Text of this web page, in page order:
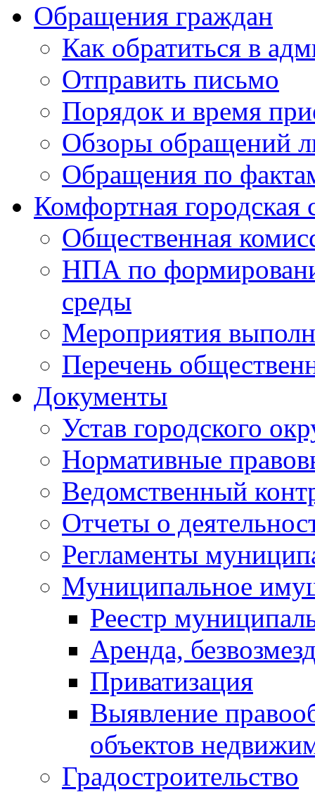
Обращения граждан
Как обратиться в
Отправить письмо
Порядок и время
Обзоры обращений
Обращения по
Комфортная городская
Общественная
НПА по
среды
Мероприятия
Перечень
Документы
Устав городского
Нормативные
Ведомственный
Отчеты о
Регламенты
Муниципальное
Реестр
Аренда,
Приватизация
Выявление
объектов
Градостроительство